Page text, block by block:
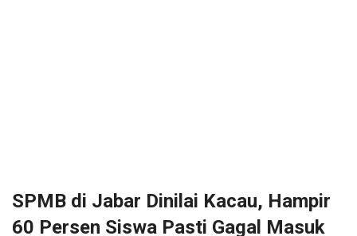
SPMB di Jabar Dinilai Kacau, Hampir
60 Persen Siswa Pasti Gagal Masuk